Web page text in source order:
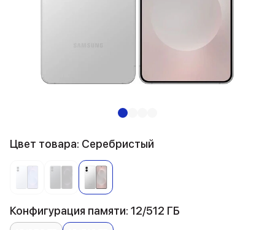
Цвет товара: Серебристый
Конфигурация памяти: 12/512 ГБ